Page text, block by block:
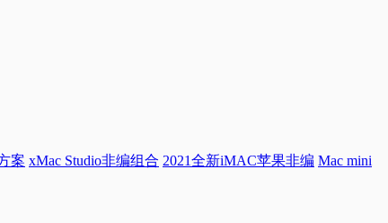
案 xMac Studio非编组合 2021全新iMAC苹果非编 Mac mini